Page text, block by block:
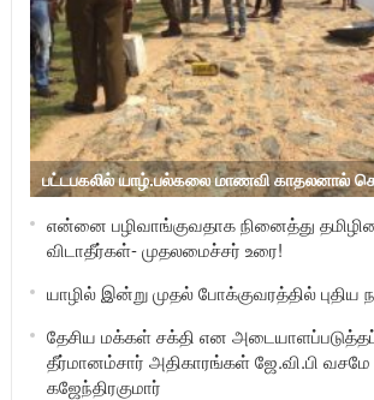
பட்டபகலில் யாழ்.பல்கலை மாணவி காதலனால்
என்னை பழிவாங்குவதாக நினைத்து
விடாதீர்கள்- முதலமைச்சர் உரை!
யாழில் இன்று முதல் போக்குவரத்தில் புதிய
தேசிய மக்கள் சக்தி என
தீர்மானம்சார் அதிகாரங்கள் ஜே.வி.பி
கஜேந்திரகுமார்